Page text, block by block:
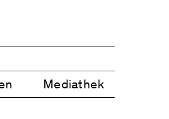
Mediathek